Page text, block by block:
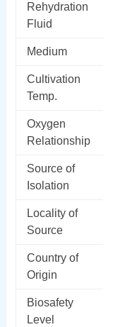
Rehydration
Fluid
Medium
Cultivation
Temp.
Oxygen
Relationship
Source of
Isolation
Locality of
Source
Country of
Origin
Biosafety
Level